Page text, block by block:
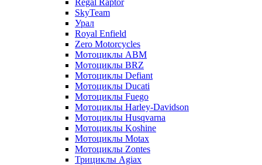
Regal Raptor
SkyTeam
Урал
Royal Enfield
Zero Motorcycles
Мотоциклы ABM
Мотоциклы BRZ
Мотоциклы Defiant
Мотоциклы Ducati
Мотоциклы Fuego
Мотоциклы Harley-Davidson
Мотоциклы Husqvarna
Мотоциклы Koshine
Мотоциклы Motax
Мотоциклы Zontes
Трициклы Agiax